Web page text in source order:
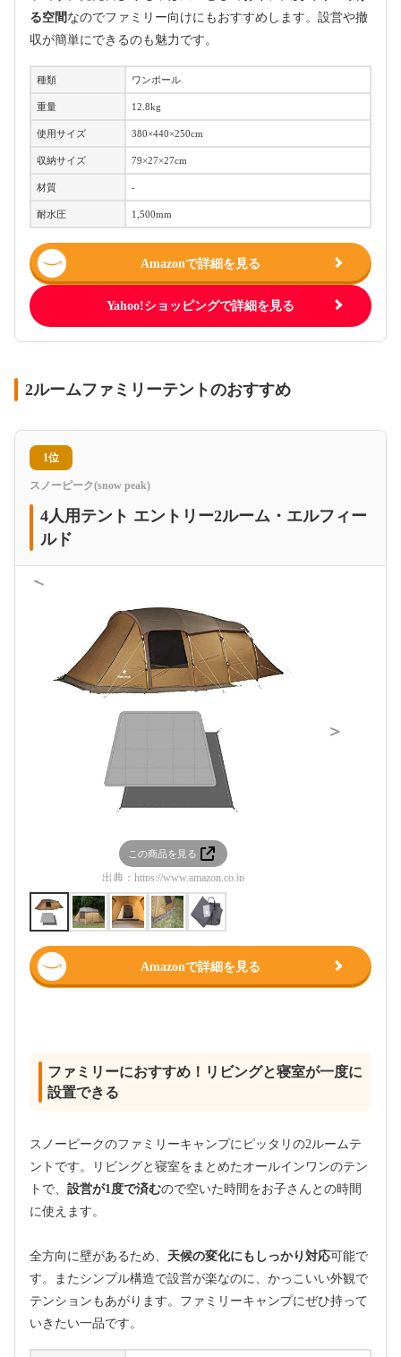
る空間 なのでファミリー向けにもおすすめします。設営や撤
収が簡単にできるのも魅力です。
種類 ワンポール
重量 12.8kg
使用サイズ 380×440×250cm
収納サイズ 79×27×27cm
材質 -
耐水圧 1,500mm
Amazonで詳細を見る
Yahoo!ショッピングで詳細を見る
2ルームファミリーテントのおすすめ
1位
スノーピーク(snow peak)
4人用テント エントリー2ルーム・エルフィー
ルド
＜
この商品を見る
出典： https://www.amazon.co.jp
＞
Amazonで詳細を見る
ファミリーにおすすめ！リビングと寝室が一度に
設置できる
スノーピークのファミリーキャンプにピッタリの2ルームテ
ントです。リビングと寝室をまとめたオールインワンのテン
トで、 設営が1度で済むので空いた時間をお子さんとの時間
に使えます。
全方向に壁があるため、 天候の変化にもしっかり対応可能で
す。またシンプル構造で設営が楽なのに、かっこいい外観で
テンションもあがります。ファミリーキャンプにぜひ持って
いきたい一品です。